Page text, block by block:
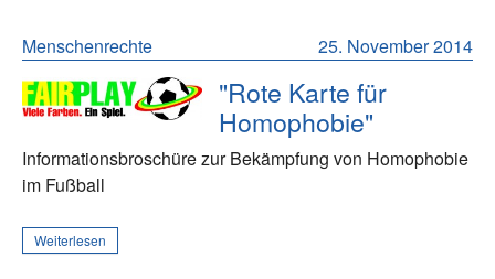
25. November 2014
Menschenrechte
"Rote Karte für
Homophobie"
Informationsbroschüre zur Bekämpfung von Homophobie
im Fußball
Weiterlesen